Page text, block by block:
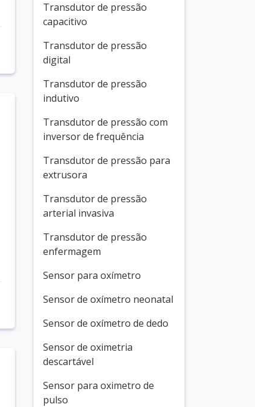
Transdutor de pressão
capacitivo
Transdutor de pressão
digital
Transdutor de pressão
indutivo
Transdutor de pressão com
inversor de frequência
Transdutor de pressão para
extrusora
Transdutor de pressão
arterial invasiva
Transdutor de pressão
enfermagem
Sensor para oxímetro
Sensor de oxímetro neonatal
Sensor de oxímetro de dedo
Sensor de oximetria
descartável
Sensor para oximetro de
pulso